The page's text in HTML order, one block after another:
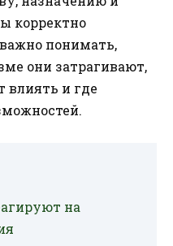
корректно
понимать,
они затрагивают,
влиять и где
на